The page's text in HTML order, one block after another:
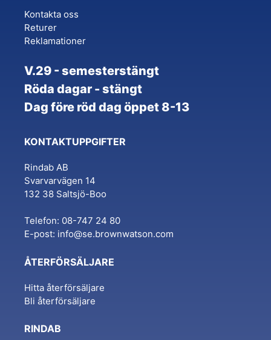
Kontakta oss
Returer
Reklamationer
V.29 - semesterstängt
Röda dagar - stängt
Dag före röd dag öppet 8-13
KONTAKTUPPGIFTER
Rindab AB
Svarvarvägen 14
132 38 Saltsjö-Boo
Telefon: 08-747 24 80
E-post: info@se.brownwatson.com
ÅTERFÖRSÄLJARE
Hitta återförsäljare
Bli återförsäljare
RINDAB